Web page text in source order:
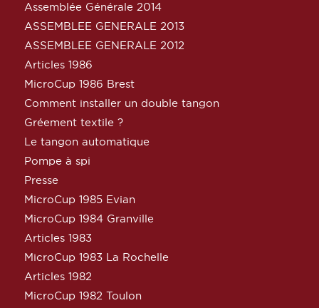
Assemblée Générale 2014
ASSEMBLEE GENERALE 2013
ASSEMBLEE GENERALE 2012
Articles 1986
MicroCup 1986 Brest
Comment installer un double tangon
Gréement textile ?
Le tangon automatique
Pompe à spi
Presse
MicroCup 1985 Evian
MicroCup 1984 Granville
Articles 1983
MicroCup 1983 La Rochelle
Articles 1982
MicroCup 1982 Toulon